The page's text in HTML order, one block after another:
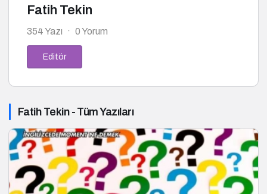
Fatih Tekin
354 Yazı 0 Yorum
Editör
Fatih Tekin - Tüm Yazıları